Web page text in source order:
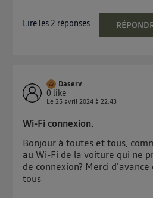
Lire les 2 réponses
Daserv
0 like
Le25 avril 2024 à22:43
Wi-Fi connexion.
Bonjour à toutes et tous,
au Wi-Fi de la voiture qui ne
de connexion? Merci
tous